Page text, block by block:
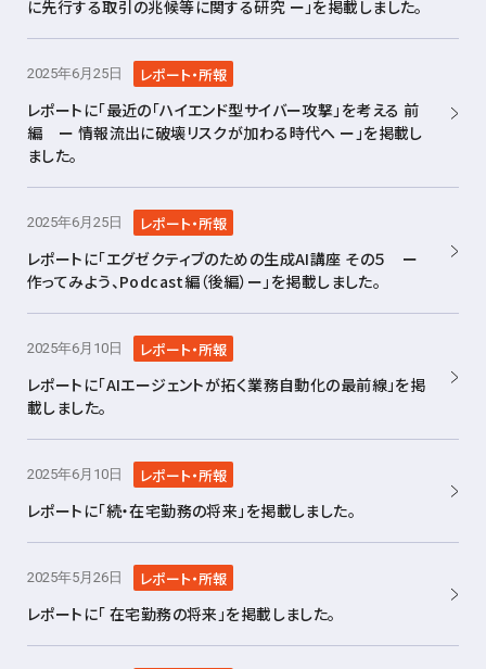
に先行する取引の兆候等に関する研究 ー」を掲載しました。
2025年6月25日 レポート・所報
レポートに「最近の「ハイエンド型サイバー攻撃」を考える 前
編 ー 情報流出に破壊リスクが加わる時代へ ー」を掲載し
ました。
2025年6月25日 レポート・所報
レポートに「エグゼクティブのための生成AI講座 その５ ー
作ってみよう、Podcast編（後編）ー」を掲載しました。
2025年6月10日 レポート・所報
レポートに「AIエージェントが拓く業務自動化の最前線」を掲
載しました。
2025年6月10日 レポート・所報
レポートに「続・在宅勤務の将来」を掲載しました。
2025年5月26日 レポート・所報
レポートに「 在宅勤務の将来」を掲載しました。